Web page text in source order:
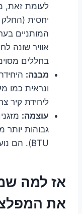
לעומת זאת,
יחסית (החלק
המותניים
אוויר שונה
בחללים
מבנה:
ונראית כמו
ליחידת קיר
עוצמה:
גבוהות יותר
BTU). הם נועדו לקרר חללים גדולים ופתוחים.
אז למה